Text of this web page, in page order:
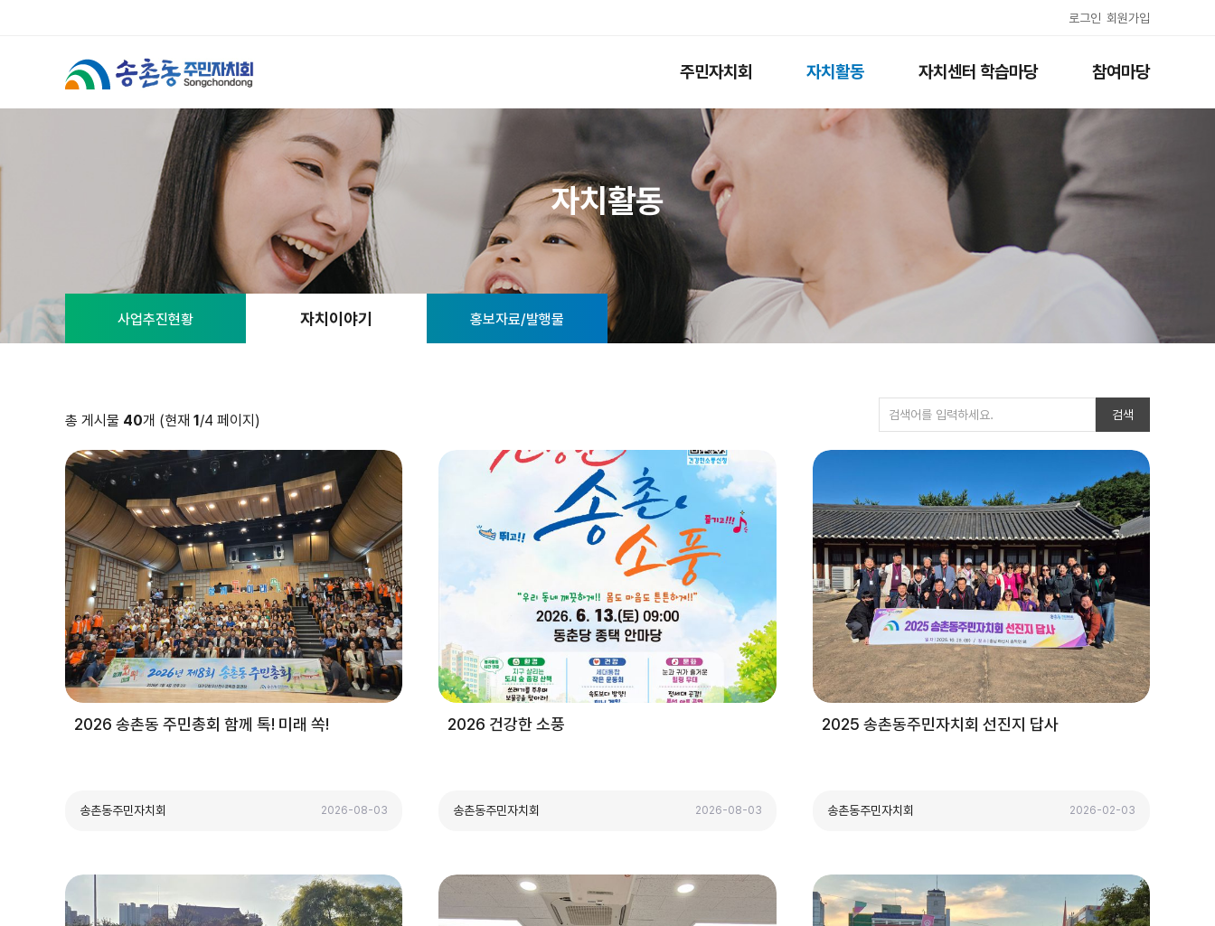
로그인 회원가입
주민자치회 자치활동 자치센터 학습마당 참여마당
자치활동
사업추진현황 자치이야기 홍보자료/발행물
총 게시물 40개 (현재 1/4 페이지) 검색
2026 송촌동 주민총회 함께 톡! 미래 쏙!
송촌동주민자치회 2026-08-03
2026 건강한 소풍
송촌동주민자치회 2026-08-03
2025 송촌동주민자치회 선진지 답사
송촌동주민자치회 2026-02-03